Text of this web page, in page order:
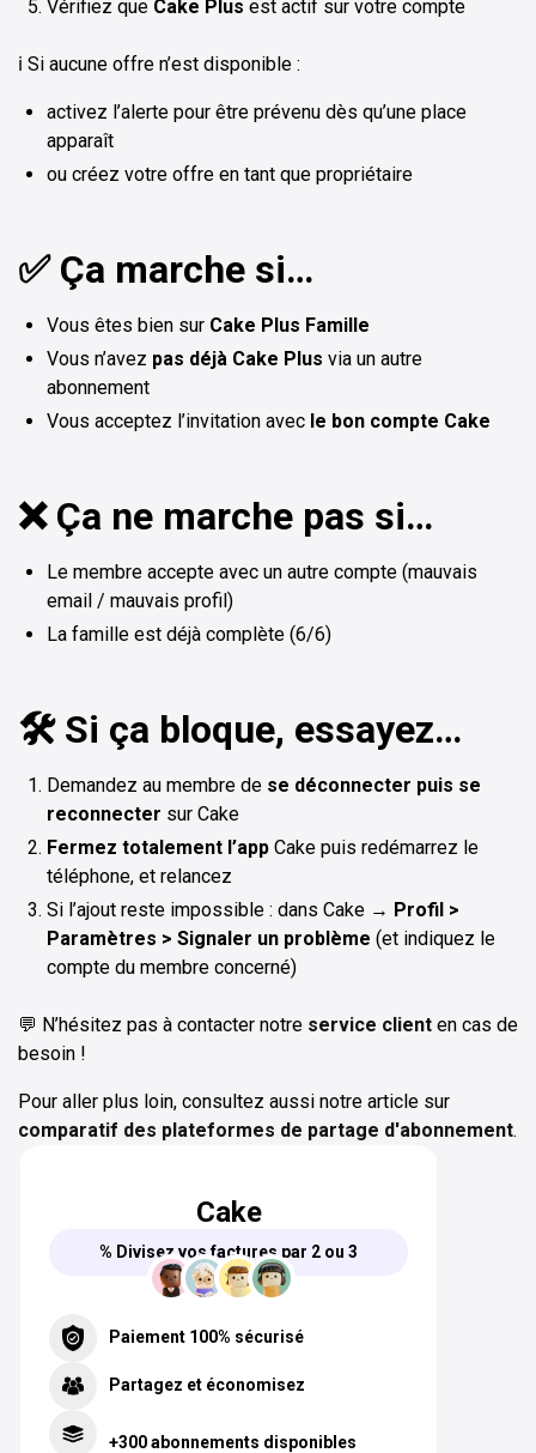
Vérifiez que Cake Plus est actif sur votre compte
ℹ️ Si aucune offre n’est disponible :
activez l’alerte pour être prévenu dès qu’une place
apparaît
ou créez votre offre en tant que propriétaire
✅ Ça marche si…
Vous êtes bien sur Cake Plus Famille
Vous n’avez pas déjà Cake Plus via un autre
abonnement
Vous acceptez l’invitation avec le bon compte Cake
❌ Ça ne marche pas si…
Le membre accepte avec un autre compte (mauvais
email / mauvais profil)
La famille est déjà complète (6/6)
🛠️ Si ça bloque, essayez…
Demandez au membre de se déconnecter puis se
reconnecter sur Cake
Fermez totalement l’app Cake puis redémarrez le
téléphone, et relancez
Si l’ajout reste impossible : dans Cake → Profil >
Paramètres > Signaler un problème (et indiquez le
compte du membre concerné)
💬 N’hésitez pas à contacter notre service client en cas de
besoin !
Pour aller plus loin, consultez aussi notre article sur
comparatif des plateformes de partage d'abonnement.
Cake
% Divisez vos factures par 2 ou 3
Paiement 100% sécurisé
Partagez et économisez
+300 abonnements disponibles